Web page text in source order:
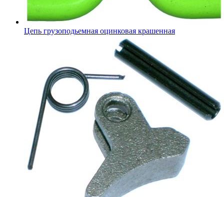
Цепь грузоподьемная оцинковая крашенная